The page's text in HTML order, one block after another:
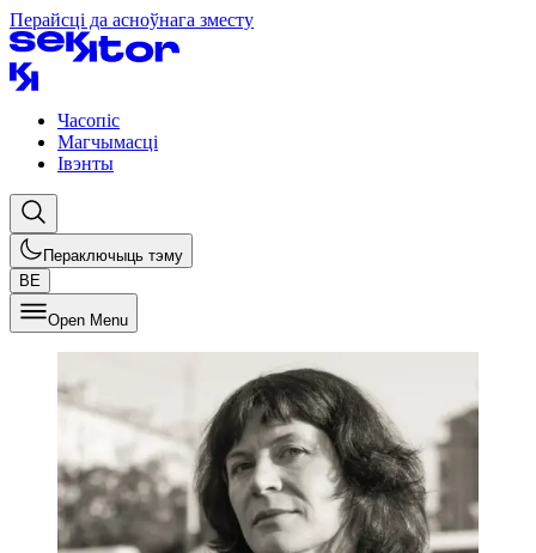
Перайсці да асноўнага зместу
Часопіс
Магчымасці
Івэнты
Пераключыць тэму
BE
Open Menu